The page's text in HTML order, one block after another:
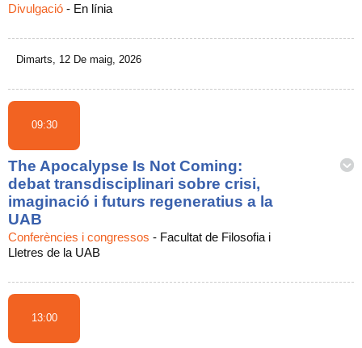
Divulgació - En línia
Dimarts, 12 De maig, 2026
09:30
The Apocalypse Is Not Coming:
debat transdisciplinari sobre crisi,
imaginació i futurs regeneratius a la
UAB
Conferències i congressos - Facultat de Filosofia i
Lletres de la UAB
13:00